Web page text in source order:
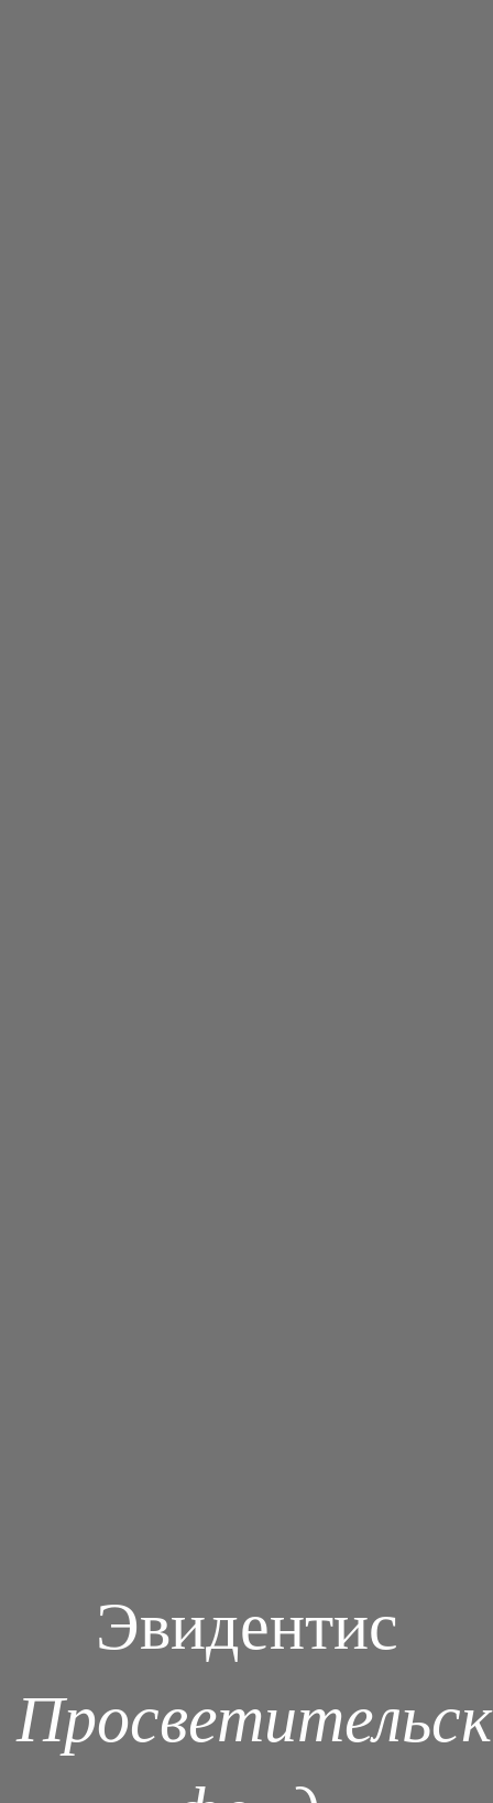
Эвидентис